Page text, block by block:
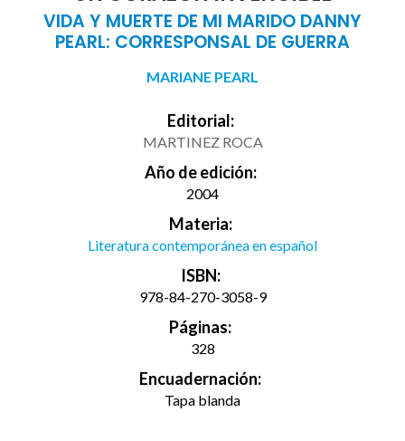
VIDA Y MUERTE DE MI MARIDO DANNY
PEARL: CORRESPONSAL DE GUERRA
MARIANE PEARL
Editorial:
MARTINEZ ROCA
Año de edición:
2004
Materia:
Literatura contemporánea en español
ISBN:
978-84-270-3058-9
Páginas:
328
Encuadernación:
Tapa blanda